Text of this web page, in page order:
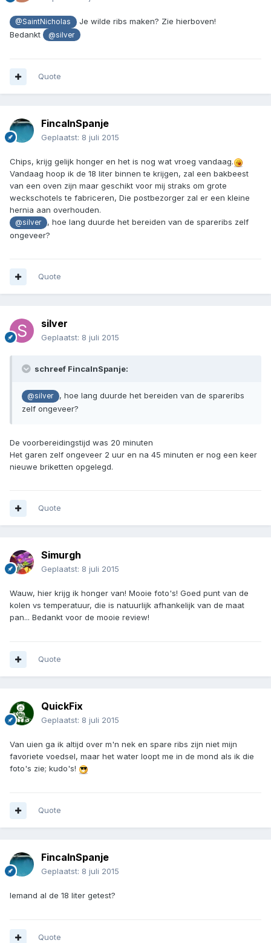
@SaintNicholas
Je wilde ribs maken? Zie hierboven!
Bedankt
@silver
Quote
FincaInSpanje
Geplaatst: 8 juli 2015
Chips, krijg gelijk honger en het is nog wat vroeg vandaag.
Vandaag hoop ik de 18 liter binnen te krijgen, zal een bakbeest
van een oven zijn maar geschikt voor mij straks om grote
weckschotels te fabriceren, Die postbezorger zal er een kleine
hernia aan overhouden.
@silver
, hoe lang duurde het bereiden van de spareribs zelf
ongeveer?
Quote
silver
Geplaatst: 8 juli 2015
schreef FincaInSpanje:
@silver
, hoe lang duurde het bereiden van de spareribs
zelf ongeveer?
De voorbereidingstijd was 20 minuten
Het garen zelf ongeveer 2 uur en na 45 minuten er nog een keer
nieuwe briketten opgelegd.
Quote
Simurgh
Geplaatst: 8 juli 2015
Wauw, hier krijg ik honger van! Mooie foto's! Goed punt van de
kolen vs temperatuur, die is natuurlijk afhankelijk van de maat
pan... Bedankt voor de mooie review!
Quote
QuickFix
Geplaatst: 8 juli 2015
Van uien ga ik altijd over m'n nek en spare ribs zijn niet mijn
favoriete voedsel, maar het water loopt me in de mond als ik die
foto's zie; kudo's!
Quote
FincaInSpanje
Geplaatst: 8 juli 2015
Iemand al de 18 liter getest?
Quote